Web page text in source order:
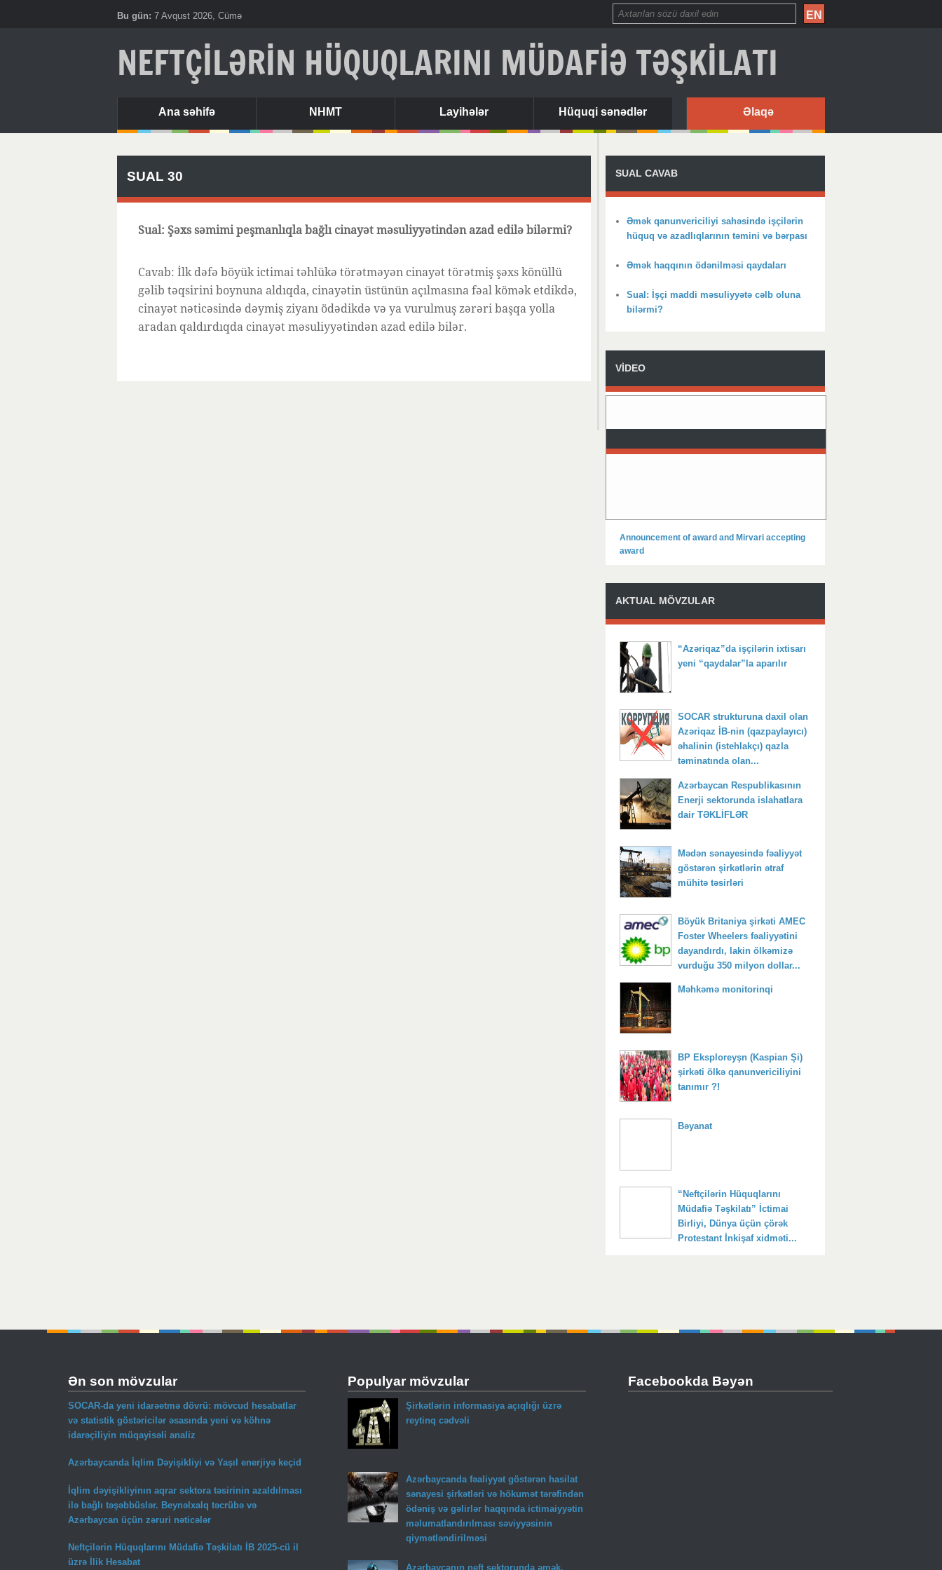
Bu gün: 7 Avqust 2026, Cümə EN
NEFTÇİLƏRİN HÜQUQLARINI MÜDAFİƏ TƏŞKİLATI
Ana səhifə NHMT Layihələr Hüquqi sənədlər Əlaqə
SUAL 30
Sual: Şəxs səmimi peşmanlıqla bağlı cinayət məsuliyyətindən azad edilə bilərmi?
Cavab: İlk dəfə böyük ictimai təhlükə törətməyən cinayət törətmiş şəxs könüllü
gəlib təqsirini boynuna aldıqda, cinayətin üstünün açılmasına fəal kömək etdikdə,
cinayət nəticəsində dəymiş ziyanı ödədikdə və ya vurulmuş zərəri başqa yolla
aradan qaldırdıqda cinayət məsuliyyətindən azad edilə bilər.
SUAL CAVAB
Əmək qanunvericiliyi sahəsində işçilərin
hüquq və azadlıqlarının təmini və bərpası
Əmək haqqının ödənilməsi qaydaları
Sual: İşçi maddi məsuliyyətə cəlb oluna
bilərmi?
VİDEO
Announcement of award and Mirvari accepting
award
AKTUAL MÖVZULAR
“Azəriqaz”da işçilərin ixtisarı
yeni “qaydalar”la aparılır
SOCAR strukturuna daxil olan
Azəriqaz İB-nin (qazpaylayıcı)
əhalinin (istehlakçı) qazla
təminatında olan...
Azərbaycan Respublikasının
Enerji sektorunda islahatlara
dair TƏKLİFLƏR
Mədən sənayesində fəaliyyət
göstərən şirkətlərin ətraf
mühitə təsirləri
Böyük Britaniya şirkəti AMEC
Foster Wheelers fəaliyyətini
dayandırdı, lakin ölkəmizə
vurduğu 350 milyon dollar...
Məhkəmə monitorinqi
BP Eksploreyşn (Kaspian Şi)
şirkəti ölkə qanunvericiliyini
tanımır ?!
Bəyanat
“Neftçilərin Hüquqlarını
Müdafiə Təşkilatı” İctimai
Birliyi, Dünya üçün çörək
Protestant İnkişaf xidməti...
Ən son mövzular
SOCAR-da yeni idarəetmə dövrü: mövcud hesabatlar
və statistik göstəricilər əsasında yeni və köhnə
idarəçiliyin müqayisəli analiz
Azərbaycanda İqlim Dəyişikliyi və Yaşıl enerjiyə keçid
İqlim dəyişikliyinın aqrar sektora təsirinin azaldılması
ilə bağlı təşəbbüslər. Beynəlxalq təcrübə və
Azərbaycan üçün zəruri nəticələr
Neftçilərin Hüquqlarını Müdafiə Təşkilatı İB 2025-cü il
üzrə İlik Hesabat
Populyar mövzular
Şirkətlərin informasiya açıqlığı üzrə
reytinq cədvəli
Azərbaycanda fəaliyyət göstərən hasilat
sənayesi şirkətləri və hökumət tərəfindən
ödəniş və gəlirlər haqqında ictimaiyyətin
məlumatlandırılması səviyyəsinin
qiymətləndirilməsi
Azərbaycanın neft sektorunda əmək,
Facebookda Bəyən